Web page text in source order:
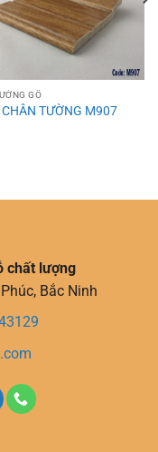
GỖ
CHÂN TƯỜNG M907
chất lượng
Bắc Ninh